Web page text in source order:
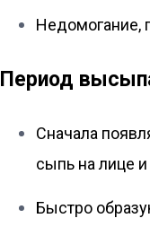
Недомогание,
Период
Сначала
сыпь на лице
Быстро